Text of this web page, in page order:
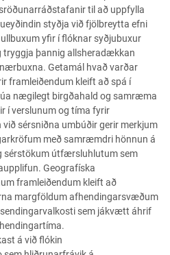
til að uppfylla
styðja við fjölbreytta efni
yfir í flóknar syðjubuxur
tryggja þannig allsheradækkan
Getamál hvað varðar
framleiðendum kleift að spá í
nægilegt birgðahald og samræma
í verslunum og tíma fyrir
sérsniðna umbúðir gerir merkjum
með samræmdri hönnun á
sérstökum útfærsluhlutum sem
Geografíska
framleiðendum kleift að
margföldum afhendingarsvæðum
sem jákvætt áhrif
á við flókin